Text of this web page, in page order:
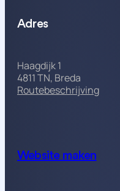
Adres
Haagdijk 1
4811 TN, Breda
Routebeschrijving
Website maken